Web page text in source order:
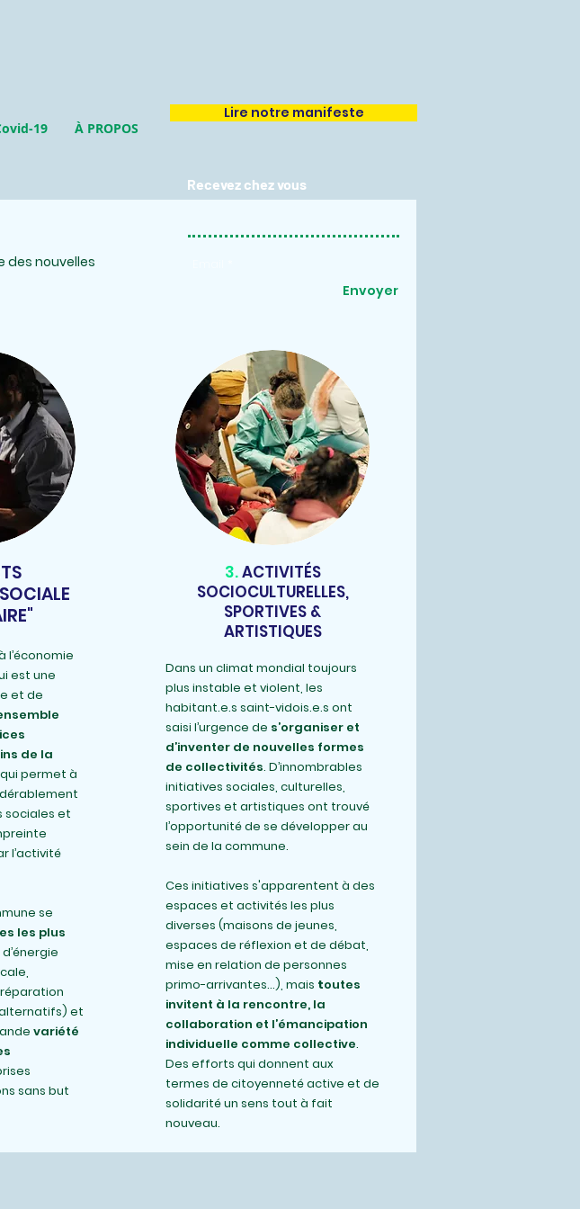
19 À PROPOS
des nouvelles
l’économie
est une
et de
de la
permet à
sociales et
l’activité
se
les plus
et
variété
sans but
3.ACTIVITÉS
SOCIOCULTURELLES,
SPORTIVES &
ARTISTIQUES
Dans un climat mondial toujours
plus instable et violent, les
habitant.e.s saint-vidois.e.s ont
saisi l’urgence de s’organiser et
d’inventer de nouvelles formes
de collectivités. D’innombrables
initiatives sociales, culturelles,
sportives et artistiques ont trouvé
l’opportunité de se développer au
sein de la commune.
Ces initiatives s'apparentent à des
espaces et activités les plus
diverses (maisons de jeunes,
espaces de réflexion et de débat,
mise en relation de personnes
primo-arrivantes...), mais toutes
invitent à la rencontre, la
collaboration et l’émancipation
individuelle comme collective.
Des efforts qui donnent aux
termes de citoyenneté active et de
solidarité un sens tout à fait
nouveau.
Lire notre manifeste
Recevez chez vous
notre bulletin !
Envoyer